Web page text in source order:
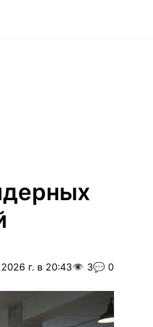
г. в 20:43👁️ 3💬 0